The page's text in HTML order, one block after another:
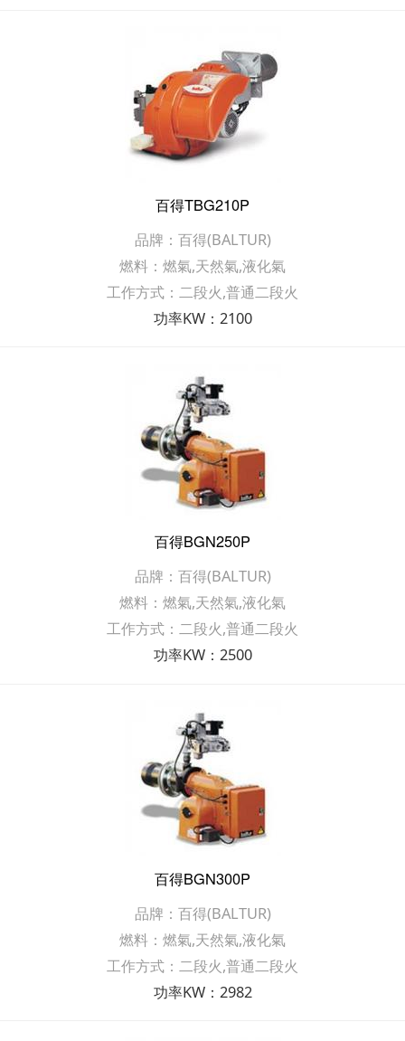
百得TBG210P
品牌：百得(BALTUR)
燃料：燃氣,天然氣,液化氣
工作方式：二段火,普通二段火
功率KW：2100
百得BGN250P
品牌：百得(BALTUR)
燃料：燃氣,天然氣,液化氣
工作方式：二段火,普通二段火
功率KW：2500
百得BGN300P
品牌：百得(BALTUR)
燃料：燃氣,天然氣,液化氣
工作方式：二段火,普通二段火
功率KW：2982